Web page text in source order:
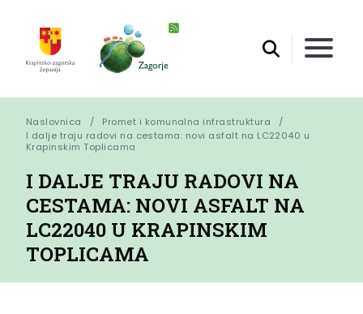
Naslovnica
Promet i komunalna infrastruktura
I dalje traju radovi na cestama: novi asfalt na LC22040 u
Krapinskim Toplicama
I DALJE TRAJU RADOVI NA
CESTAMA: NOVI ASFALT NA
LC22040 U KRAPINSKIM
TOPLICAMA